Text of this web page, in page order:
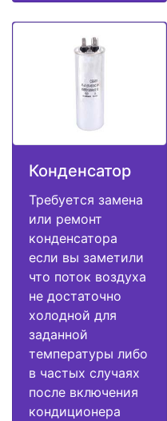
Конденсатор
Требуется замена
или ремонт
конденсатора
если вы заметили
что поток воздуха
не достаточно
холодной для
заданной
температуры либо
в частых случаях
после включения
кондиционера